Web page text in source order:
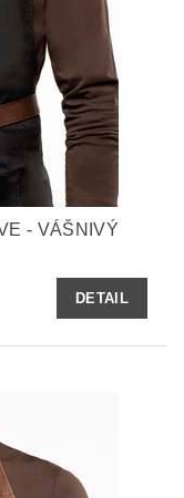
- VÁŠNIVÝ
DETAIL